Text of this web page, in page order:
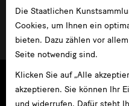
Showtime!
im GRASSI Museum Leipzig
Die Staatlichen
Cookies, um Ihnen ein
bieten. Dazu zählen vor
Seite notwendig sind.
Klicken Sie auf „Alle
akzeptieren. Sie können Ihr
und widerrufen. Dafür steht